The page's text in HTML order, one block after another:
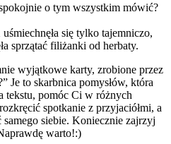
o tym wszystkim mówić?
się tylko tajemniczo,
sprzątać filiżanki od herbaty.
wyjątkowe karty, zrobione przez
Je to skarbnica pomysłów, która
tekstu, pomóc Ci w różnych
spotkanie z przyjaciółmi, a
siebie. Koniecznie zajrzyj
warto!:)